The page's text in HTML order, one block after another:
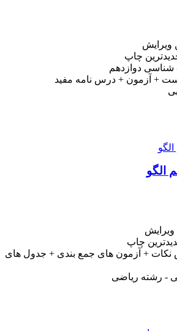
ویرایش
چاپ
دوازدهم
+ آزمون + درس نامه مفید
الگو
چاپ
نکات + آزمون های جمع بندی + جدول های
- رشته ریاضی